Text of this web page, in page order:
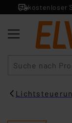
kostenloser